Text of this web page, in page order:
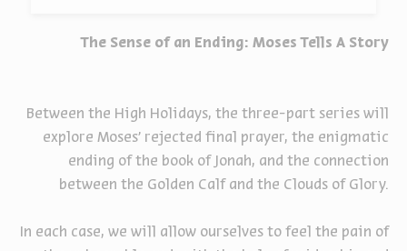
The Sense of an Ending: Moses Tells A Story
Between the High Holidays, the three-part series will
explore Moses’ rejected final prayer, the enigmatic
ending of the book of Jonah, and the connection
between the Golden Calf and the Clouds of Glory.
In each case, we will allow ourselves to feel the pain of